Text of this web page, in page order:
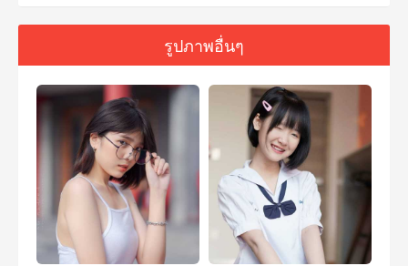
รูปภาพอื่นๆ